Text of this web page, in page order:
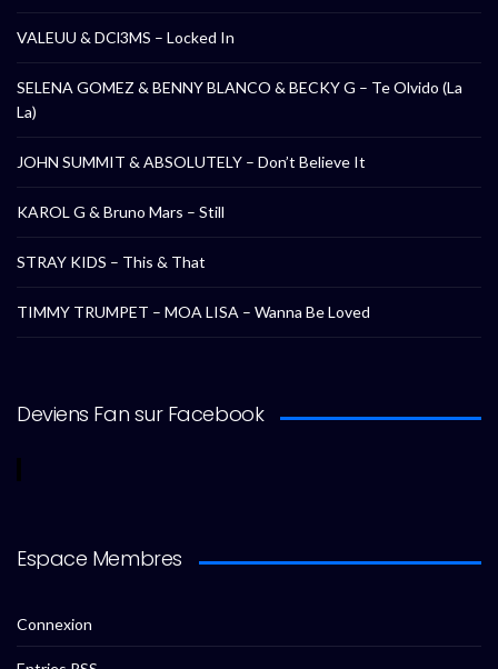
VALEUU & DCl3MS – Locked In
SELENA GOMEZ & BENNY BLANCO & BECKY G – Te Olvido (La
La)
JOHN SUMMIT & ABSOLUTELY – Don’t Believe It
KAROL G & Bruno Mars – Still
STRAY KIDS – This & That
TIMMY TRUMPET – MOA LISA – Wanna Be Loved
Deviens Fan sur Facebook
Espace Membres
Connexion